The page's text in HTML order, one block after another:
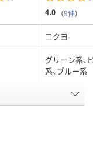
4.0 （9件）
コクヨ
グリーン系、
系、ブルー系